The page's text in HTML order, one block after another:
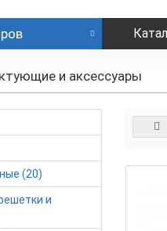
и аксессуары
(20)
и